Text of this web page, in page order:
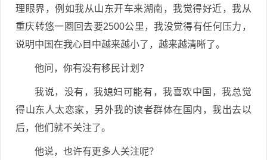
理眼界，例如我从山东开车来湖南，我觉得好近，我从
重庆转悠一圈回去要2500公里，我没觉得有任何压力，
说明中国在我心目中越来越小了，越来越清晰了。
他问，你有没有移民计划？
我说，没有，我媳妇可能有，我喜欢中国，我总觉
得山东人太恋家，另外我的读者群体在国内，我出去以
后，他们就不关注了。
他说，也许有更多人关注呢？